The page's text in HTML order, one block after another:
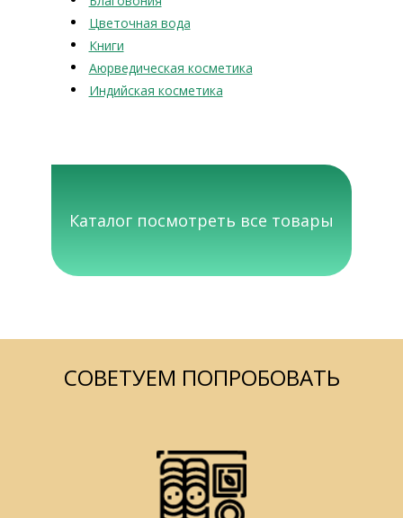
Цветочная вода
Книги
Аюрведическая косметика
Индийская косметика
Каталог посмотреть все товары
СОВЕТУЕМ ПОПРОБОВАТЬ